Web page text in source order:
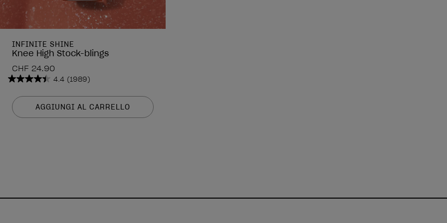
INFINITE SHINE
Knee High Stock-blings
CHF 24.90
4.4 (1989)
4.4
su
5
stelle.
AGGIUNGI AL CARRELLO